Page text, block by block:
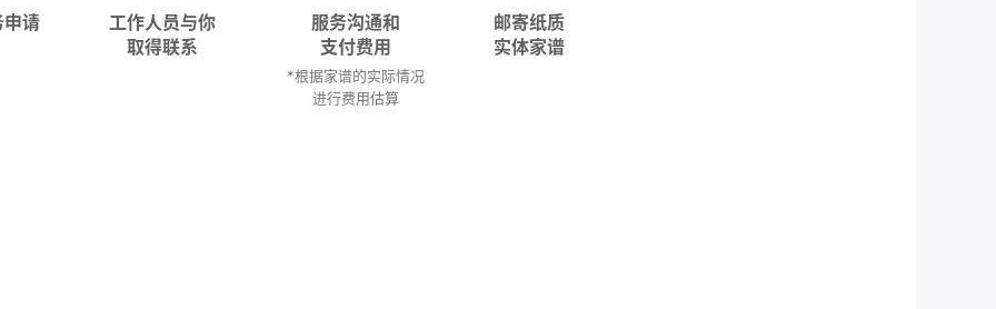
申请
工作人员与你
取得联系
服务沟通和
支付费用
*根据家谱的实际情况
进行费用估算
邮寄纸质
实体家谱